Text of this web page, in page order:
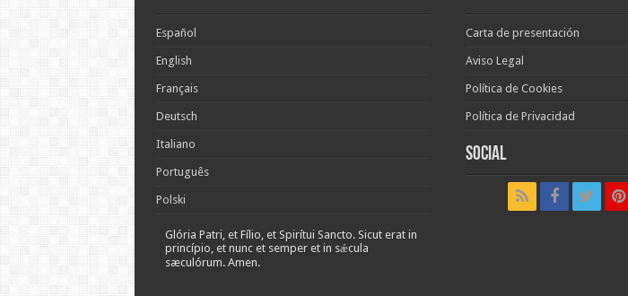
Español
English
Français
Deutsch
Italiano
Português
Polski
Glória Patri, et Fílio, et Spirítui Sancto. Sicut erat in
princípio, et nunc et semper et in sǽcula
sæculórum. Amen.
Carta de presentación
Aviso Legal
Política de Cookies
Política de Privacidad
Social